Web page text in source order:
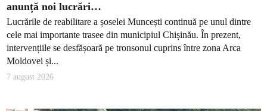
anunță noi lucrări…
Lucrările de reabilitare a șoselei Muncești continuă pe unul dintre
cele mai importante trasee din municipiul Chișinău. În prezent,
intervențiile se desfășoară pe tronsonul cuprins între zona Arca
Moldovei și...
7 august 2026